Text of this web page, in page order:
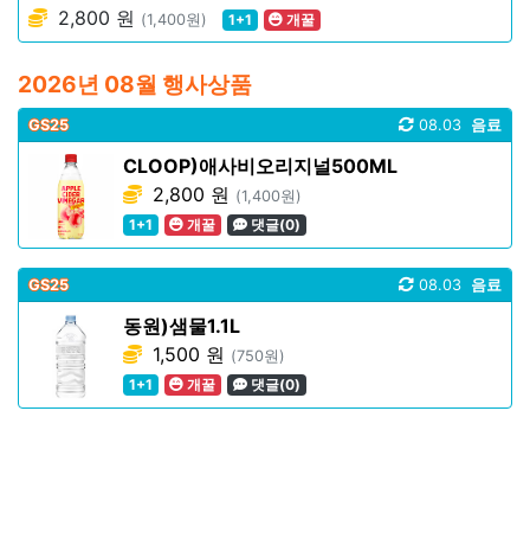
2,800 원 (1,400원) 1+1 개꿀
2026년 08월 행사상품
GS25 음료
08.03
CLOOP)애사비오리지널500ML
2,800 원 (1,400원)
1+1
개꿀 댓글(0)
GS25 음료
08.03
동원)샘물1.1L
1,500 원 (750원)
1+1
개꿀 댓글(0)